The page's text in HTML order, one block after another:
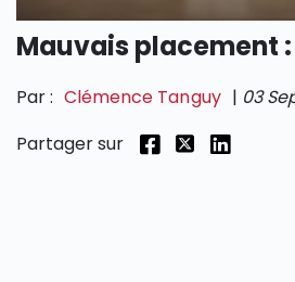
Mauvais placement
Par : Clémence Tanguy | 03
Partager sur